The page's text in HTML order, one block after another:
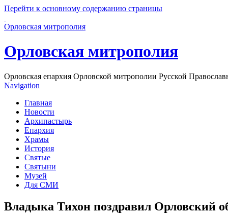
Перейти к основному содержанию страницы
Орловская митрополия
Орловская митрополия
Орловская епархия Орловской митрополии Русской
Navigation
Главная
Новости
Архипастырь
Епархия
Храмы
История
Святые
Святыни
Музей
Для СМИ
Владыка Тихон поздравил Орловский